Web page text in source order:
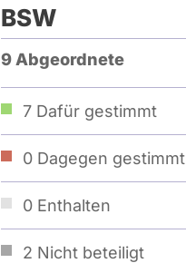
BSW
9 Abgeordnete
7 Dafür gestimmt
0 Dagegen gestimmt
0 Enthalten
2 Nicht beteiligt